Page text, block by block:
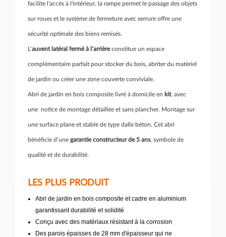
facilite l'accès à l'intérieur, la rampe permet le passage des objets
sur roues et le système de fermeture avec serrure offre une
sécurité optimale des biens remisés.
L’auvent latéral fermé à l’arrièreconstitue un espace
complémentaire parfait pour stocker du bois, abriter du matériel
de jardin ou créer une zone couverte conviviale.
Abri de jardin en bois composite livré à domicile en kit, avec
une notice de montage détaillée et sans plancher. Montage sur
une surface plane et stable de type dalle béton. Cet abri
bénéficie d’une garantie constructeur de 5 ans, symbole de
qualité et de durabilité.
LES PLUS PRODUIT
Abri de jardin en bois composite et cadre en aluminium
garantissant durabilité et solidité
Conçu avec des matériaux résistant à la corrosion
Des parois épaisses de 28 mm d'épaisseur qui ne